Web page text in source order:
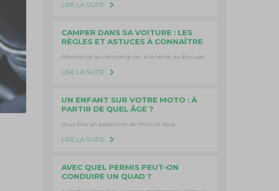
LIRE LA SUITE
CAMPER DANS SA VOITURE : LES
RÈGLES ET ASTUCES À CONNAÎTRE
Alternative au camping-car, à la tente, au bivouac
LIRE LA SUITE
UN ENFANT SUR VOTRE MOTO : À
PARTIR DE QUEL ÂGE ?
Vous êtes un passionné de moto et vous
LIRE LA SUITE
AVEC QUEL PERMIS PEUT-ON
CONDUIRE UN QUAD ?